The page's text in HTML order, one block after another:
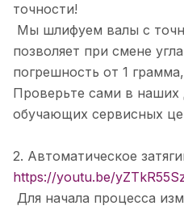
точности!
Мы шлифуем валы с
позволяет при смене
погрешность от 1
Проверьте сами в
обучающих сервисных
2. Автоматическое
https://youtu.be/
Для начала процесса